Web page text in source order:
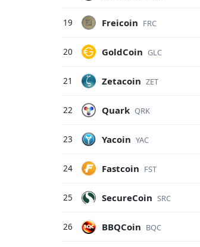
19 Freicoin FRC
20 GoldCoin GLC
21 Zetacoin ZET
22 Quark QRK
23 Yacoin YAC
24 Fastcoin FST
25 SecureCoin SRC
26 BBQCoin BQC